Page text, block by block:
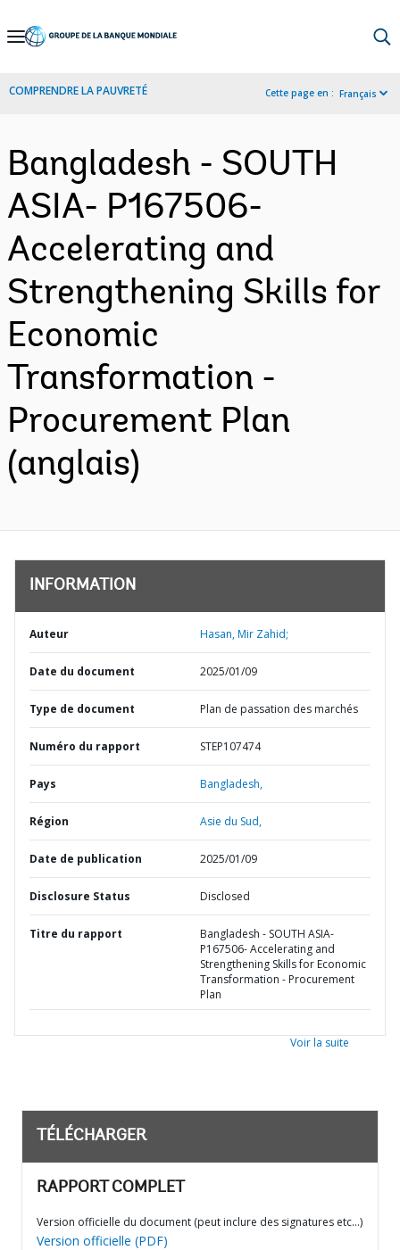
Skip
Navigation
COMPRENDRE LA PAUVRETÉ Cette page en : Français
Bangladesh - SOUTH
ASIA- P167506-
Accelerating and
Strengthening Skills for
Economic
Transformation -
Procurement Plan
(anglais)
INFORMATION
Auteur Hasan, Mir Zahid;
Date du document 2025/01/09
Type de document Plan de passation des marchés
Numéro du rapport STEP107474
Pays Bangladesh,
Région Asie du Sud,
Date de publication 2025/01/09
Disclosure Status Disclosed
Titre du rapport
Bangladesh - SOUTH ASIA-
P167506- Accelerating and
Strengthening Skills for Economic
Transformation - Procurement
Plan
Voir la suite
TÉLÉCHARGER
RAPPORT COMPLET
Version officielle du document (peut inclure des signatures etc…)
Version officielle (PDF)